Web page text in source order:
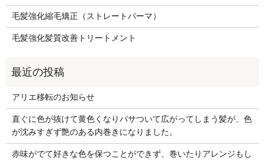
毛髪強化縮毛矯正（ストレートパーマ）
毛髪強化髪質改善トリートメント
アリエ移転のお知らせ
直ぐに色が抜けて黄色くなりパサついて広がってしまう髪が、色
が沈みすぎず艶のある内巻きになりました。
赤味がでて好きな色を保つことができず、巻いたりアレンジもし